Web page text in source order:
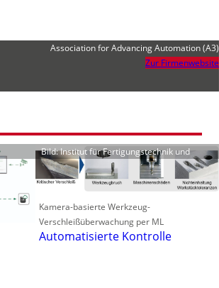
Association for Advancing Automation (A3)
Zur Firmenwebsite
Bild: Institut für Fertigungstechnik und
Kamera-basierte Werkzeug-
Verschleißüberwachung per ML
Automatisierte Kontrolle